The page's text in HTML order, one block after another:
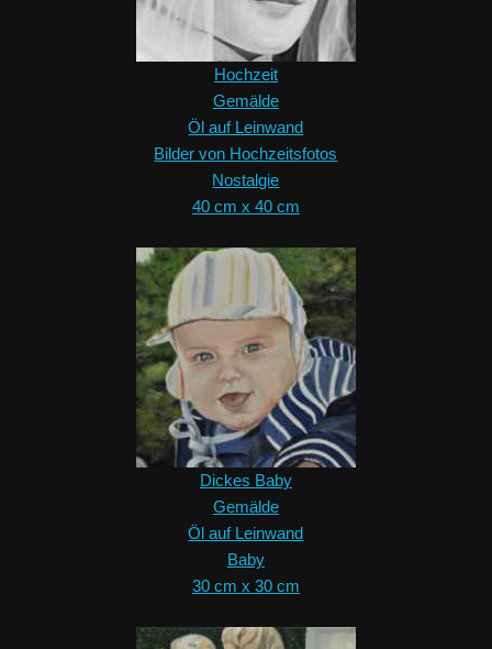
Hochzeit
Gemälde
Öl auf Leinwand
Bilder von Hochzeitsfotos
Nostalgie
40 cm x 40 cm
Dickes Baby
Gemälde
Öl auf Leinwand
Baby
30 cm x 30 cm